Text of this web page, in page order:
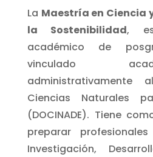
La Maestría en Ciencia
la Sostenibilidad,
académico de
vinculado
administrativamente
Ciencias Naturales
(DOCINADE). Tiene
preparar
Investigación,